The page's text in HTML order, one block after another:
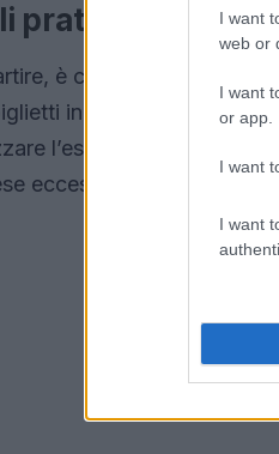
I want
web or
I want
or app.
I want
I want
pratici per i
è consigliabile
in anticipo.
l’esperienza. È
eccessive durante la